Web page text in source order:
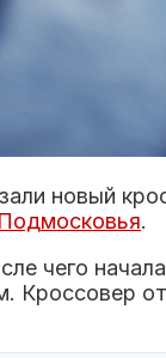
новый
.
чего